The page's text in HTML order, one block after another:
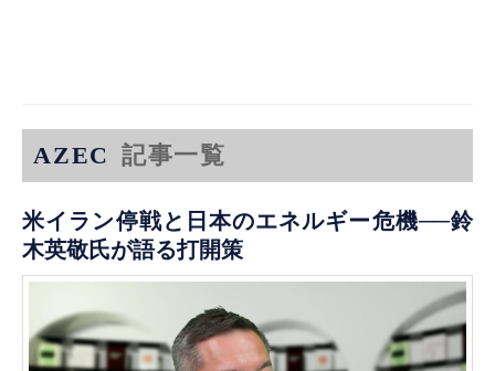
AZEC 記事一覧
米イラン停戦と日本のエネルギー危機──鈴
木英敬氏が語る打開策